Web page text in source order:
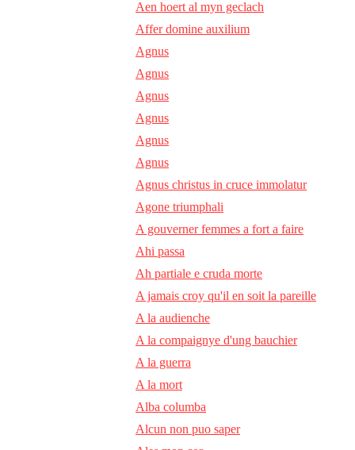
Aen hoert al myn geclach
Affer domine auxilium
Agnus
Agnus
Agnus
Agnus
Agnus
Agnus
Agnus christus in cruce immolatur
Agone triumphali
A gouverner femmes a fort a faire
Ahi passa
Ah partiale e cruda morte
A jamais croy qu'il en soit la pareille
A la audienche
A la compaignye d'ung bauchier
A la guerra
A la mort
Alba columba
Alcun non puo saper